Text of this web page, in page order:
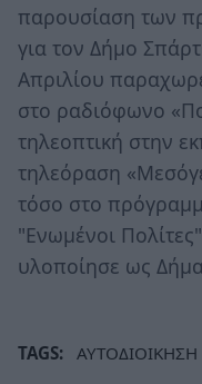
παρουσίαση των
για τον Δήμο
Απριλίου
στο ραδιόφωνο
τηλεοπτική στην
τηλεόραση
τόσο στο
"Ενωμένοι
υλοποίησε ως
TAGS: ΑΥΤΟΔΙΟΙΚΗΣΗ